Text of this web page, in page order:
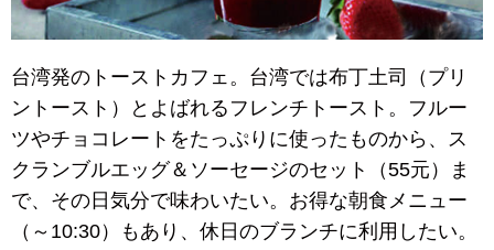
台湾発のトーストカフェ。台湾では布丁土司（プリ
ントースト）とよばれるフレンチトースト。フルー
ツやチョコレートをたっぷりに使ったものから、ス
クランブルエッグ＆ソーセージのセット（55元）ま
で、その日気分で味わいたい。お得な朝食メニュー
（～10:30）もあり、休日のブランチに利用したい。